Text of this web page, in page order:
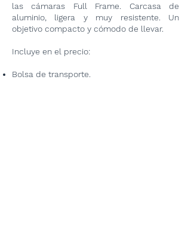
las cámaras Full Frame. Carcasa de
aluminio, ligera y muy resistente. Un
objetivo compacto y cómodo de llevar.
Incluye en el precio:
Bolsa de transporte.